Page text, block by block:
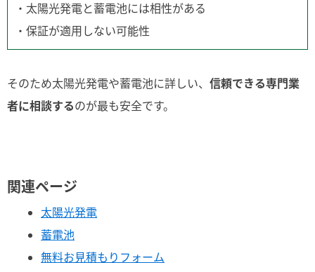
・太陽光発電と蓄電池には相性がある
・保証が適用しない可能性
そのため太陽光発電や蓄電池に詳しい、 信頼できる専門業
者に相談するのが最も安全です。
関連ページ
太陽光発電
蓄電池
無料お見積もりフォーム